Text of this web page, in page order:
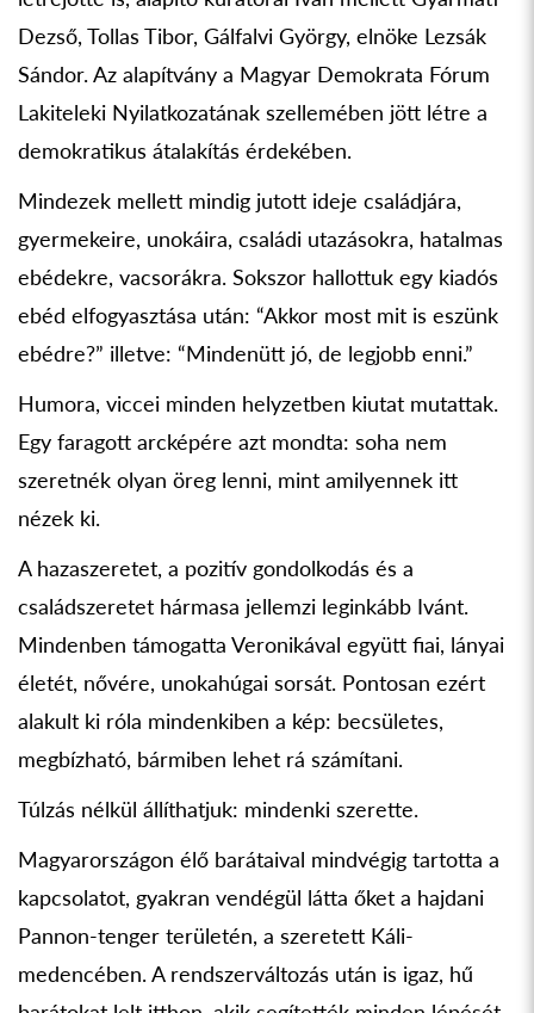
Dezső, Tollas Tibor, Gálfalvi György, elnöke Lezsák
Sándor. Az alapítvány a Magyar Demokrata Fórum
Lakiteleki Nyilatkozatának szellemében jött létre a
demokratikus átalakítás érdekében.
Mindezek mellett mindig jutott ideje családjára,
gyermekeire, unokáira, családi utazásokra, hatalmas
ebédekre, vacsorákra. Sokszor hallottuk egy kiadós
ebéd elfogyasztása után: “Akkor most mit is eszünk
ebédre?” illetve: “Mindenütt jó, de legjobb enni.”
Humora, viccei minden helyzetben kiutat mutattak.
Egy faragott arcképére azt mondta: soha nem
szeretnék olyan öreg lenni, mint amilyennek itt
nézek ki.
A hazaszeretet, a pozitív gondolkodás és a
családszeretet hármasa jellemzi leginkább Ivánt.
Mindenben támogatta Veronikával együtt fiai, lányai
életét, nővére, unokahúgai sorsát. Pontosan ezért
alakult ki róla mindenkiben a kép: becsületes,
megbízható, bármiben lehet rá számítani.
Túlzás nélkül állíthatjuk: mindenki szerette.
Magyarországon élő barátaival mindvégig tartotta a
kapcsolatot, gyakran vendégül látta őket a hajdani
Pannon-tenger területén, a szeretett Káli-
medencében. A rendszerváltozás után is igaz, hű